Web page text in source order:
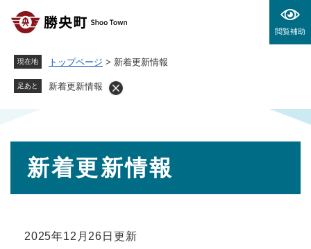
閲覧補助
現在地 トップページ > 新着更新情報
足あと 新着更新情報
新着更新情報
2025年12月26日更新